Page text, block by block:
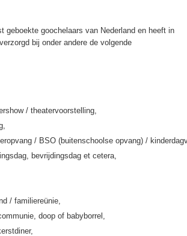
geboekte goochelaars van Nederland en heeft in
bij onder andere de volgende
/ theatervoorstelling,
/ BSO (buitenschoolse opvang) /
bevrijdingsdag et cetera,
/ familiereünie,
doop of babyborrel,